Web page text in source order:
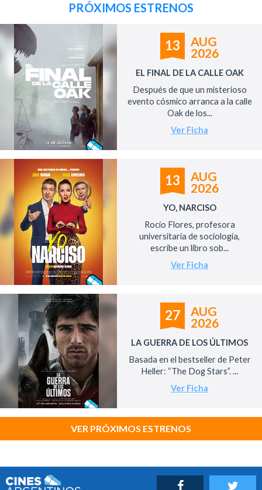
PRÓXIMOS ESTRENOS
13
AUG
2026
EL FINAL DE LA CALLE OAK
Después de que un misterioso
evento cósmico arranca a la calle
Oak de los...
Ver Ficha
13
AUG
2026
YO, NARCISO
Rocío Flores, profesora
universitaria de sociología,
escribe un libro sob...
Ver Ficha
27
AUG
2026
LA GUERRA DE LOS ÚLTIMOS
Basada en el bestseller de Peter
Heller: “The Dog Stars”. ...
Ver Ficha
VER PRÓXIMOS ESTRENOS